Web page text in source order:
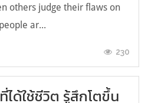
others judge their flaws on
ar...
230
ด้ใช้ชีวิต รู้สึกโตขึ้น